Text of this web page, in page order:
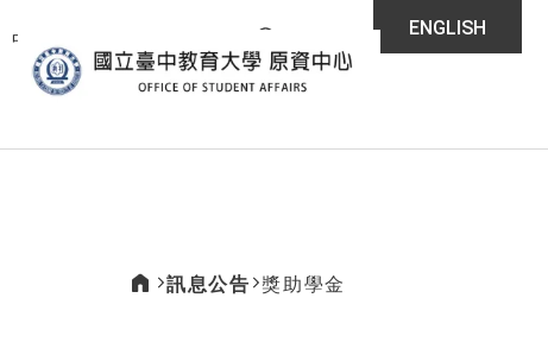
中教大
全站搜尋
ENGLISH
訊息公告 獎助學金